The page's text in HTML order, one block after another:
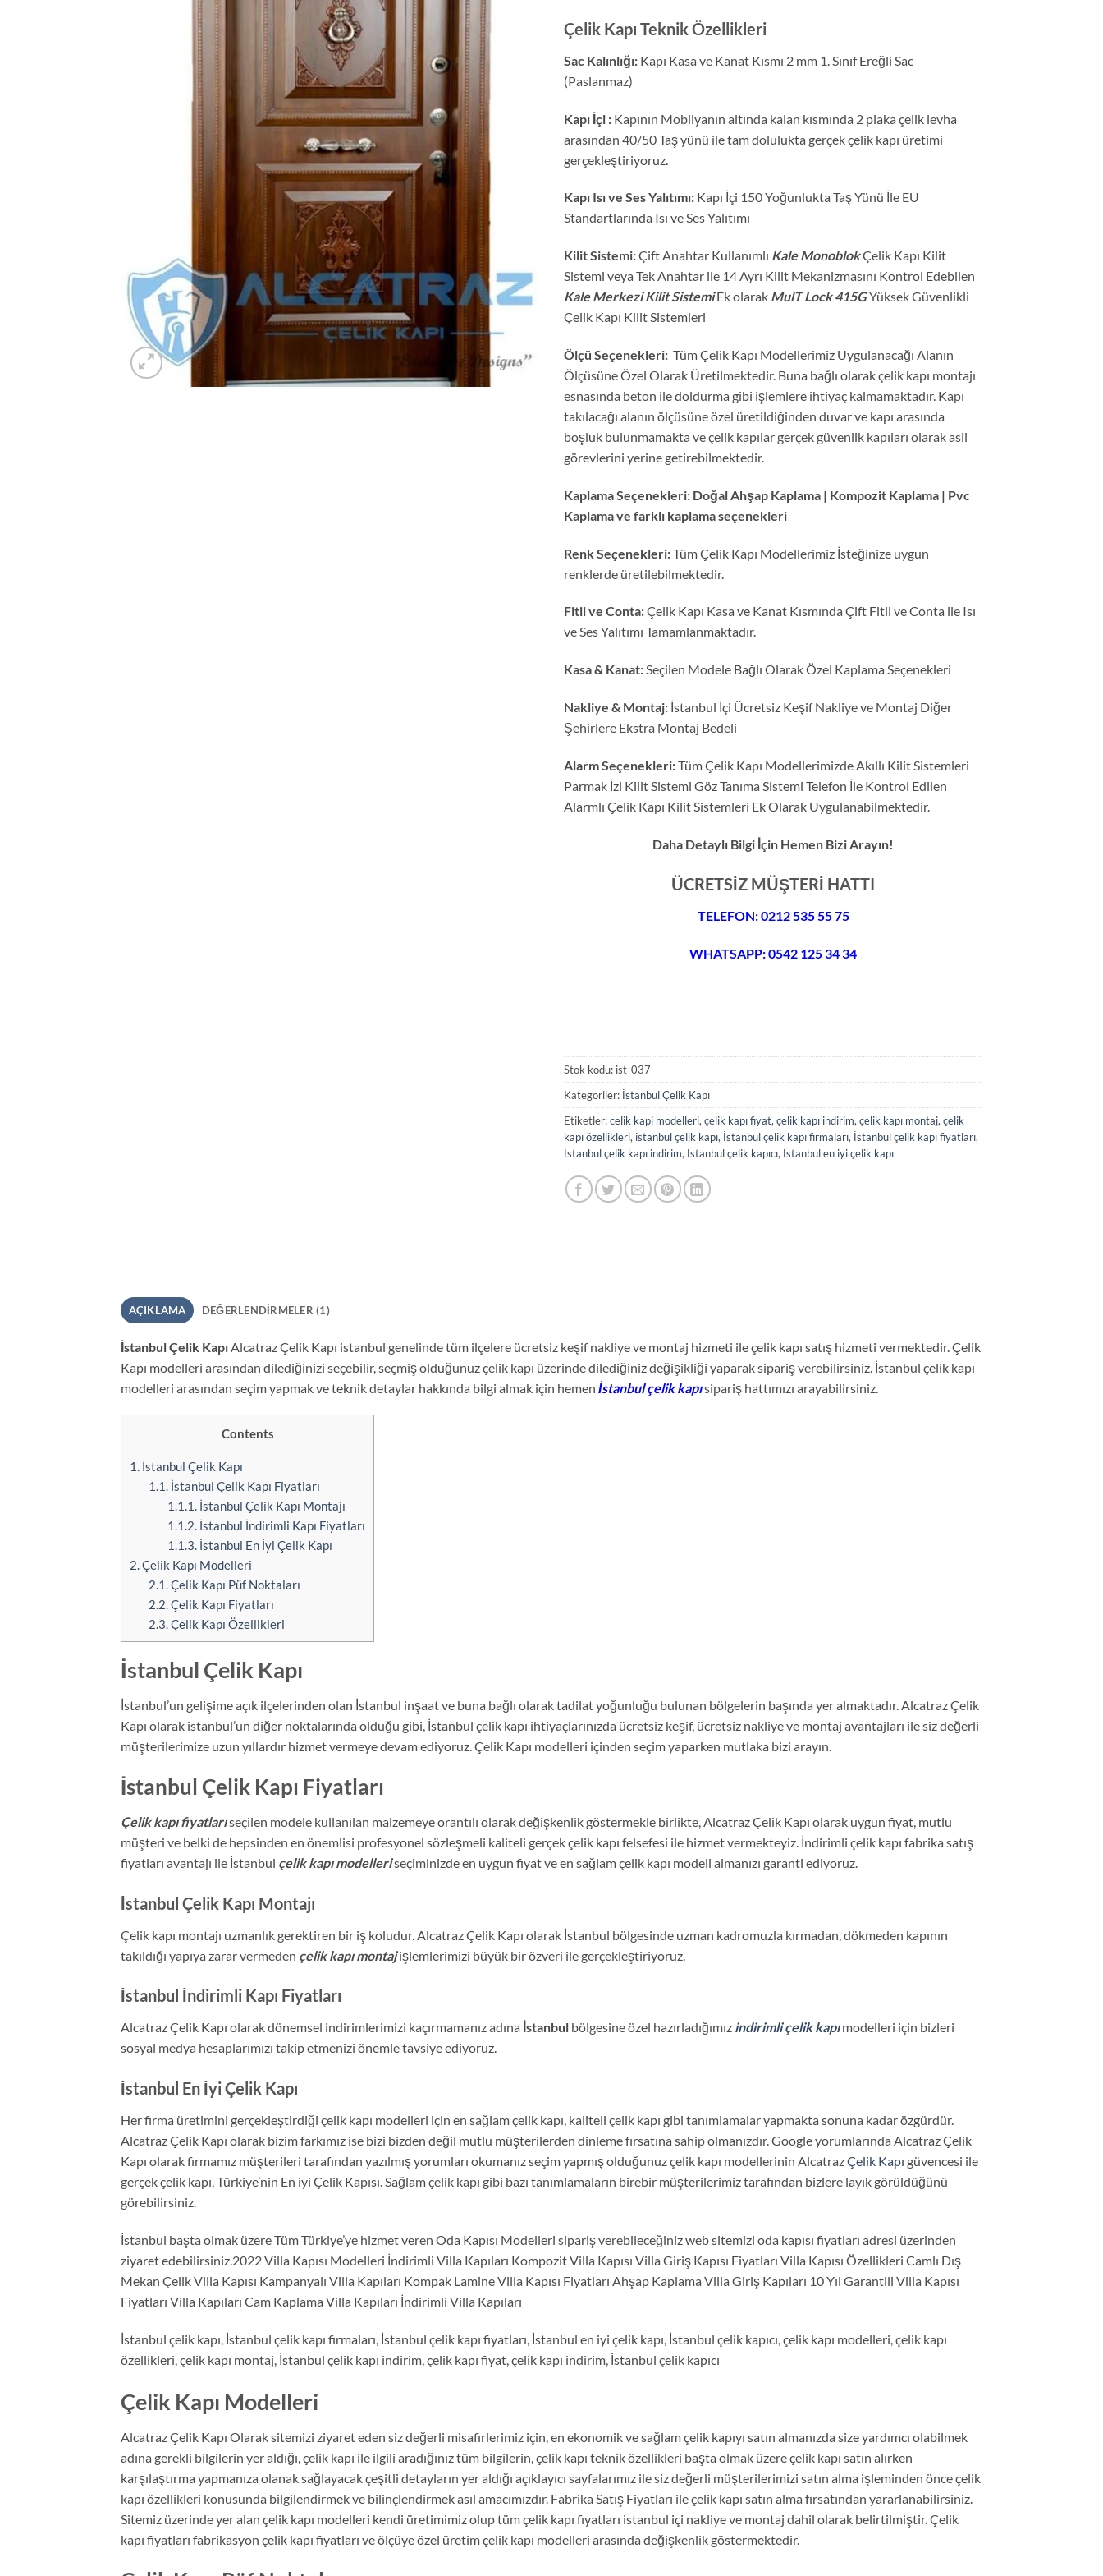
Çelik Kapı Teknik Özellikleri
Sac Kalınlığı: Kapı Kasa ve Kanat Kısmı 2 mm 1. Sınıf Ereğli Sac
(Paslanmaz)
Kapı İçi : Kapının Mobilyanın altında kalan kısmında 2 plaka çelik levha
arasından 40/50 Taş yünü ile tam dolulukta gerçek çelik kapı üretimi
gerçekleştiriyoruz.
Kapı Isı ve Ses Yalıtımı: Kapı İçi 150 Yoğunlukta Taş Yünü İle EU
Standartlarında Isı ve Ses Yalıtımı
Kilit Sistemi:Çift Anahtar Kullanımlı Kale MonoblokÇelik Kapı Kilit
Sistemi veya Tek Anahtar ile 14 Ayrı Kilit Mekanizmasını Kontrol Edebilen
Kale Merkezi Kilit SistemiEk olarak MulT Lock 415GYüksek Güvenlikli
Çelik Kapı Kilit Sistemleri
Ölçü Seçenekleri: Tüm Çelik Kapı Modellerimiz Uygulanacağı Alanın
Ölçüsüne Özel Olarak Üretilmektedir. Buna bağlı olarak çelik kapı montajı
esnasında beton ile doldurma gibi işlemlere ihtiyaç kalmamaktadır. Kapı
takılacağı alanın ölçüsüne özel üretildiğinden duvar ve kapı arasında
boşluk bulunmamakta ve çelik kapılar gerçek güvenlik kapıları olarak asli
görevlerini yerine getirebilmektedir.
Kaplama Seçenekleri: Doğal Ahşap Kaplama | Kompozit Kaplama | Pvc
Kaplama ve farklı kaplama seçenekleri
Renk Seçenekleri:Tüm Çelik Kapı Modellerimiz İsteğinize uygun
renklerde üretilebilmektedir.
Fitil ve Conta:Çelik Kapı Kasa ve Kanat Kısmında Çift Fitil ve Conta ile Isı
ve Ses Yalıtımı Tamamlanmaktadır.
Kasa & Kanat:Seçilen Modele Bağlı Olarak Özel Kaplama Seçenekleri
Nakliye & Montaj: İstanbul İçi Ücretsiz Keşif Nakliye ve Montaj Diğer
Şehirlere Ekstra Montaj Bedeli
Alarm Seçenekleri:Tüm Çelik Kapı Modellerimizde Akıllı Kilit Sistemleri
Parmak İzi Kilit Sistemi Göz Tanıma Sistemi Telefon İle Kontrol Edilen
Alarmlı Çelik Kapı Kilit Sistemleri Ek Olarak Uygulanabilmektedir.
Daha Detaylı Bilgi İçin Hemen Bizi Arayın!
ÜCRETSİZ MÜŞTERİ HATTI
TELEFON: 0212 535 55 75
WHATSAPP: 0542 125 34 34
Stok kodu: ist-037
Kategoriler: İstanbul Çelik Kapı
Etiketler:celik kapi modelleri, çelik kapı fiyat, çelik kapı indirim, çelik kapı montaj, çelik
kapı özellikleri, istanbul çelik kapı, İstanbul çelik kapı firmaları, İstanbul çelik kapı fiyatları,
İstanbul çelik kapı indirim, İstanbul çelik kapıcı, İstanbul en iyi çelik kapı
AÇIKLAMA DEĞERLENDIRMELER (1)
İstanbul Çelik Kapı Alcatraz Çelik Kapı istanbul genelinde tüm ilçelere ücretsiz keşif nakliye ve montaj hizmeti ile çelik kapı satış hizmeti vermektedir. Çelik
Kapı modelleri arasından dilediğinizi seçebilir, seçmiş olduğunuz çelik kapı üzerinde dilediğiniz değişikliği yaparak sipariş verebilirsiniz. İstanbul çelik kapı
modelleri arasından seçim yapmak ve teknik detaylar hakkında bilgi almak için hemen İstanbul çelik kapısipariş hattımızı arayabilirsiniz.
Contents
1. İstanbul Çelik Kapı
1.1. İstanbul Çelik Kapı Fiyatları
1.1.1. İstanbul Çelik Kapı Montajı
1.1.2. İstanbul İndirimli Kapı Fiyatları
1.1.3. İstanbul En İyi Çelik Kapı
2. Çelik Kapı Modelleri
2.1. Çelik Kapı Püf Noktaları
2.2. Çelik Kapı Fiyatları
2.3. Çelik Kapı Özellikleri
İstanbul Çelik Kapı
İstanbul’un gelişime açık ilçelerinden olan İstanbul inşaat ve buna bağlı olarak tadilat yoğunluğu bulunan bölgelerin başında yer almaktadır. Alcatraz Çelik
Kapı olarak istanbul’un diğer noktalarında olduğu gibi, İstanbul çelik kapı ihtiyaçlarınızda ücretsiz keşif, ücretsiz nakliye ve montaj avantajları ile siz değerli
müşterilerimize uzun yıllardır hizmet vermeye devam ediyoruz. Çelik Kapı modelleri içinden seçim yaparken mutlaka bizi arayın.
İstanbul Çelik Kapı Fiyatları
Çelik kapı fiyatlarıseçilen modele kullanılan malzemeye orantılı olarak değişkenlik göstermekle birlikte, Alcatraz Çelik Kapı olarak uygun fiyat, mutlu
müşteri ve belki de hepsinden en önemlisi profesyonel sözleşmeli kaliteli gerçek çelik kapı felsefesi ile hizmet vermekteyiz. İndirimli çelik kapı fabrika satış
fiyatları avantajı ile İstanbul çelik kapı modelleriseçiminizde en uygun fiyat ve en sağlam çelik kapı modeli almanızı garanti ediyoruz.
İstanbul Çelik Kapı Montajı
Çelik kapı montajı uzmanlık gerektiren bir iş koludur. Alcatraz Çelik Kapı olarak İstanbul bölgesinde uzman kadromuzla kırmadan, dökmeden kapının
takıldığı yapıya zarar vermeden çelik kapı montajişlemlerimizi büyük bir özveri ile gerçekleştiriyoruz.
İstanbul İndirimli Kapı Fiyatları
Alcatraz Çelik Kapı olarak dönemsel indirimlerimizi kaçırmamanız adına İstanbul bölgesine özel hazırladığımız indirimli çelik kapımodelleri için bizleri
sosyal medya hesaplarımızı takip etmenizi önemle tavsiye ediyoruz.
İstanbul En İyi Çelik Kapı
Her firma üretimini gerçekleştirdiği çelik kapı modelleri için en sağlam çelik kapı, kaliteli çelik kapı gibi tanımlamalar yapmakta sonuna kadar özgürdür.
Alcatraz Çelik Kapı olarak bizim farkımız ise bizi bizden değil mutlu müşterilerden dinleme fırsatına sahip olmanızdır. Google yorumlarında Alcatraz Çelik
Kapı olarak firmamız müşterileri tarafından yazılmış yorumları okumanız seçim yapmış olduğunuz çelik kapı modellerinin AlcatrazÇelik Kapı güvencesi ile
gerçek çelik kapı, Türkiye’nin En iyi Çelik Kapısı. Sağlam çelik kapı gibi bazı tanımlamaların birebir müşterilerimiz tarafından bizlere layık görüldüğünü
görebilirsiniz.
İstanbul başta olmak üzere Tüm Türkiye’ye hizmet veren Oda Kapısı Modelleri sipariş verebileceğiniz web sitemizi oda kapısı fiyatları adresi üzerinden
ziyaret edebilirsiniz.2022 Villa Kapısı Modelleri İndirimli Villa Kapıları Kompozit Villa Kapısı Villa Giriş Kapısı Fiyatları Villa Kapısı Özellikleri Camlı Dış
Mekan Çelik Villa Kapısı Kampanyalı Villa Kapıları Kompak Lamine Villa Kapısı Fiyatları Ahşap Kaplama Villa Giriş Kapıları 10 Yıl Garantili Villa Kapısı
Fiyatları Villa Kapıları Cam Kaplama Villa Kapıları İndirimli Villa Kapıları
İstanbul çelik kapı, İstanbul çelik kapı firmaları, İstanbul çelik kapı fiyatları, İstanbul en iyi çelik kapı, İstanbul çelik kapıcı, çelik kapı modelleri, çelik kapı
özellikleri, çelik kapı montaj, İstanbul çelik kapı indirim, çelik kapı fiyat, çelik kapı indirim, İstanbul çelik kapıcı
Çelik Kapı Modelleri
Alcatraz Çelik Kapı Olarak sitemizi ziyaret eden siz değerli misafirlerimiz için, en ekonomik ve sağlam çelik kapıyı satın almanızda size yardımcı olabilmek
adına gerekli bilgilerin yer aldığı, çelik kapı ile ilgili aradığınız tüm bilgilerin, çelik kapı teknik özellikleri başta olmak üzere çelik kapı satın alırken
karşılaştırma yapmanıza olanak sağlayacak çeşitli detayların yer aldığı açıklayıcı sayfalarımız ile siz değerli müşterilerimizi satın alma işleminden önce çelik
kapı özellikleri konusunda bilgilendirmek ve bilinçlendirmek asıl amacımızdır. Fabrika Satış Fiyatları ile çelik kapı satın alma fırsatından yararlanabilirsiniz.
Sitemiz üzerinde yer alan çelik kapı modelleri kendi üretimimiz olup tüm çelik kapı fiyatları istanbul içi nakliye ve montaj dahil olarak belirtilmiştir. Çelik
kapı fiyatları fabrikasyon çelik kapı fiyatları ve ölçüye özel üretim çelik kapı modelleri arasında değişkenlik göstermektedir.